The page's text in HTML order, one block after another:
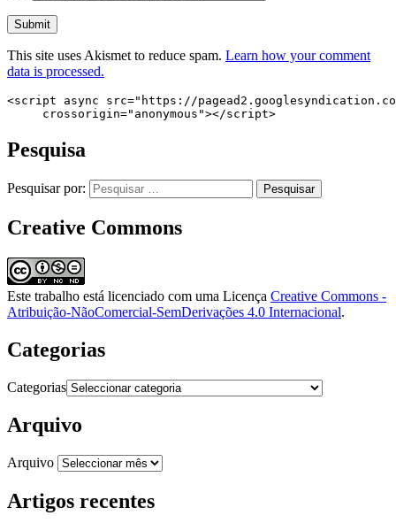
This site uses Akismet to reduce spam. Learn how your comment
data is processed.
<script async src="https://
     crossorigin="anonymous"></script>
Pesquisa
Pesquisar por:
Creative Commons
Este trabalho está licenciado com uma Licença Creative Commons -
Atribuição-NãoComercial-SemDerivações 4.0 Internacional.
Categorias
Categorias
Arquivo
Arquivo
Artigos recentes